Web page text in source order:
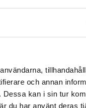
och annan
kan i sin tur
du har använt deras